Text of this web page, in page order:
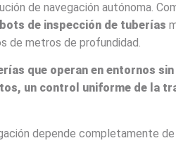
de navegación autónoma.
de inspección de tuberías
de metros de profundidad.
que operan en entornos
un control uniforme de la
depende completamente